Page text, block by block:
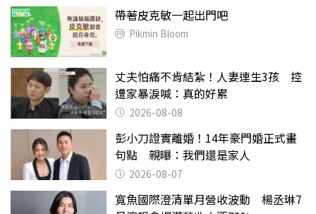
帶著皮克敏一起出門吧
Pikmin Bloom
丈夫怕痛不肯結紮！人妻連生3孩 控
遭家暴淚喊：真的好累
2026-08-08
彭小刀證實離婚！14年豪門婚正式畫
句點 親曝：我們還是家人
2026-08-07
寬魚國際澄清單月營收波動 楊丞琳7